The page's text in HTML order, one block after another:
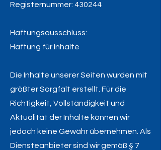
Registernummer: 430244
Haftungsausschluss:
Haftung für Inhalte
Die Inhalte unserer Seiten wurden mit
größter Sorgfalt erstellt. Für die
Richtigkeit, Vollständigkeit und
Aktualität der Inhalte können wir
jedoch keine Gewähr übernehmen. Als
Diensteanbieter sind wir gemäß § 7